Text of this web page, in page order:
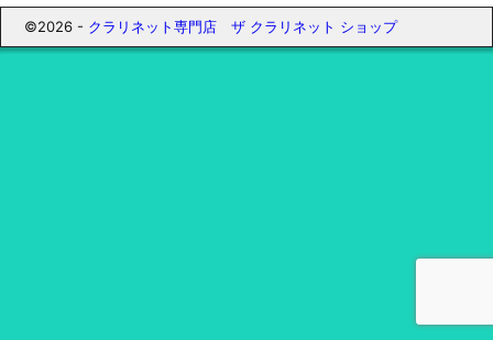
©2026 - クラリネット専門店 ザ クラリネット ショップ